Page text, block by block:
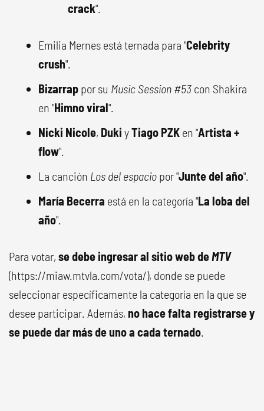
crack".
Emilia Mernes está ternada para "Celebrity
crush".
Bizarrap por su Music Session #53 con Shakira
en "Himno viral".
Nicki Nicole, Duki yTiago PZK en "Artista +
flow".
La canción Los del espacio por "Junte del año".
María Becerra está en la categoría "La loba del
año".
Para votar, se debe ingresar al sitio web deMTV
(https://miaw.mtvla.com/vota/), donde se puede
seleccionar específicamente la categoría en la que se
desee participar. Además, no hace falta registrarse y
se puede dar más de uno a cada ternado.